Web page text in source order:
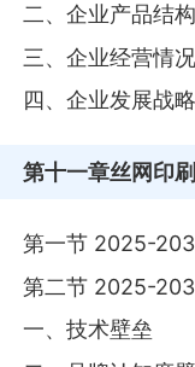
二、企业产品结构
三、企业经营情况
四、企业发展战略
第十一章丝网印
第一节 2025-
第二节 2025-
一、技术壁垒